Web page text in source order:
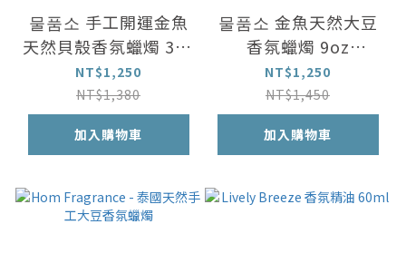
물품소 手工開運金魚
天然貝殼香氛蠟燭 3oz
(80ml~150ml)
NT$1,250
NT$1,380
加入購物車
물품소 金魚天然大豆
香氛蠟燭 9oz
(250ml)
NT$1,250
NT$1,450
加入購物車